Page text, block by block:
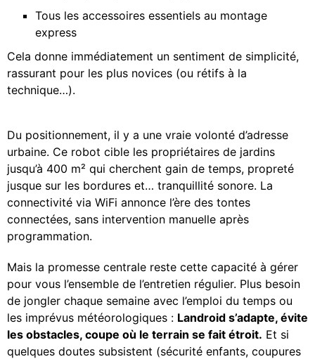
Tous les accessoires essentiels au montage
express
Cela donne immédiatement un sentiment de simplicité,
rassurant pour les plus novices (ou rétifs à la
technique…).
Du positionnement, il y a une vraie volonté d’adresse
urbaine. Ce robot cible les propriétaires de jardins
jusqu’à 400 m² qui cherchent gain de temps, propreté
jusque sur les bordures et… tranquillité sonore. La
connectivité via WiFi annonce l’ère des tontes
connectées, sans intervention manuelle après
programmation.
Mais la promesse centrale reste cette capacité à gérer
pour vous l’ensemble de l’entretien régulier. Plus besoin
de jongler chaque semaine avec l’emploi du temps ou
les imprévus météorologiques : Landroid s’adapte, évite
les obstacles, coupe où le terrain se fait étroit. Et si
quelques doutes subsistent (sécurité enfants, coupures